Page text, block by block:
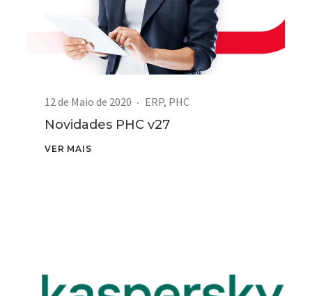
12 de Maio de 2020 ERP, PHC
Novidades PHC v27
VER MAIS